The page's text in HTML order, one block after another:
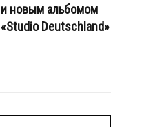
и новым альбомом
«Studio Deutschland»